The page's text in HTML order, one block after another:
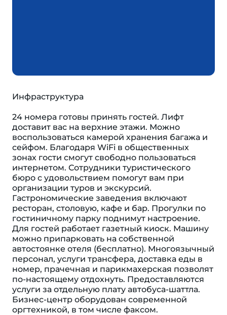
Инфраструктура
24 номера готовы принять гостей. Лифт
доставит вас на верхние этажи. Можно
воспользоваться камерой хранения багажа и
сейфом. Благодаря WiFi в общественных
зонах гости смогут свободно пользоваться
интернетом. Сотрудники туристического
бюро с удовольствием помогут вам при
организации туров и экскурсий.
Гастрономические заведения включают
ресторан, столовую, кафе и бар. Прогулки по
гостиничному парку поднимут настроение.
Для гостей работает газетный киоск. Машину
можно припарковать на собственной
автостоянке отеля (бесплатно). Многоязычный
персонал, услуги трансфера, доставка еды в
номер, прачечная и парикмахерская позволят
по-настоящему отдохнуть. Предоставляются
услуги за отдельную плату автобуса-шаттла.
Бизнес-центр оборудован современной
оргтехникой, в том числе факсом.